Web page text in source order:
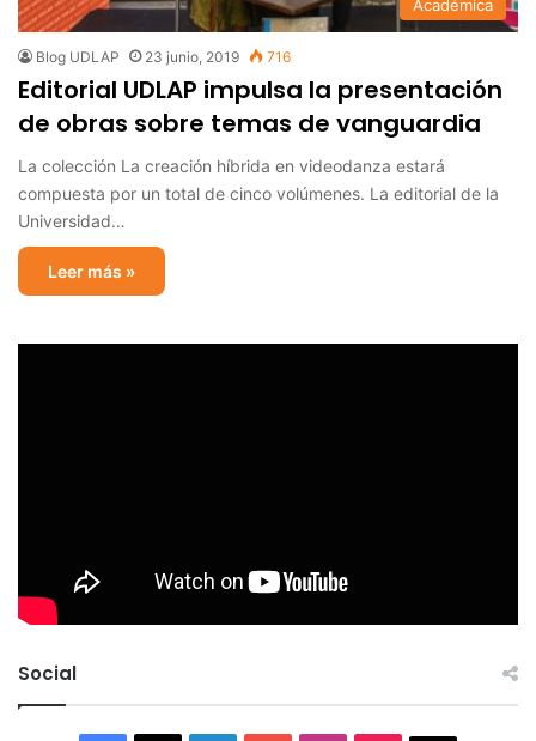
Académica
Blog UDLAP 23 junio, 2019 716
Editorial UDLAP impulsa la presentación
de obras sobre temas de vanguardia
La colección La creación híbrida en videodanza estará
compuesta por un total de cinco volúmenes. La editorial de la
Universidad…
Leer más »
Social